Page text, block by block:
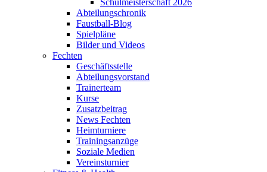
Abteilungschronik
Faustball-Blog
Spielpläne
Bilder und Videos
Fechten
Geschäftsstelle
Abteilungsvorstand
Trainerteam
Kurse
Zusatzbeitrag
News Fechten
Heimturniere
Trainingsanzüge
Soziale Medien
Vereinsturnier